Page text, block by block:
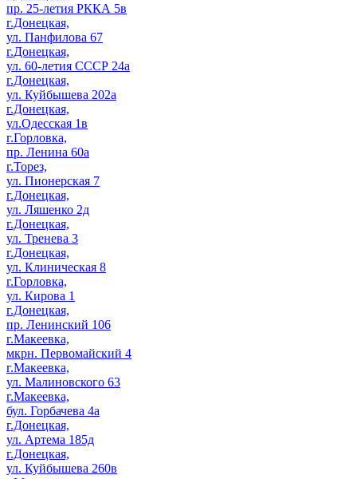
пр. 25-летия РККА 5в
г.Донецкая,
ул. Панфилова 67
г.Донецкая,
ул. 60-летия СССР 24а
г.Донецкая,
ул. Куйбышева 202а
г.Донецкая,
ул.Одесская 1в
г.Горловка,
пр. Ленина 60а
г.Торез,
ул. Пионерская 7
г.Донецкая,
ул. Ляшенко 2д
г.Донецкая,
ул. Тренева 3
г.Донецкая,
ул. Клиническая 8
г.Горловка,
ул. Кирова 1
г.Донецкая,
пр. Ленинский 106
г.Макеевка,
мкрн. Первомайский 4
г.Макеевка,
ул. Малиновского 63
г.Макеевка,
бул. Горбачева 4а
г.Донецкая,
ул. Артема 185д
г.Донецкая,
ул. Куйбышева 260в